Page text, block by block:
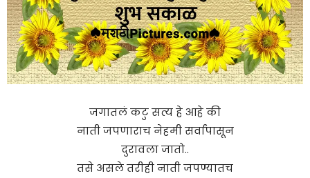
जगातलं कटु सत्य हे आहे की
नाती जपणाराच नेहमी सर्वांपासून
दुरावला जातो..
तसे असले तरीही नाती जपण्यातच